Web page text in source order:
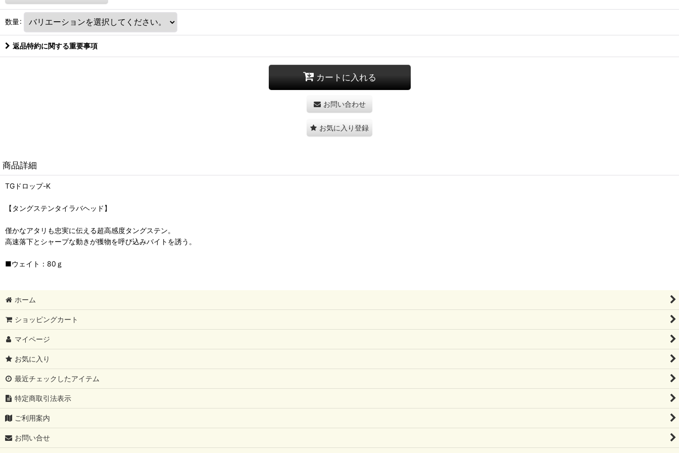
数量:
返品特約に関する重要事項
カートに入れる
お問い合わせ
お気に入り登録
商品詳細
TGドロップ-K
【タングステンタイラバヘッド】
僅かなアタリも忠実に伝える超高感度タングステン。
高速落下とシャープな動きが獲物を呼び込みバイトを誘う。
■ウェイト：80ｇ
ホーム
ショッピングカート
マイページ
お気に入り
最近チェックしたアイテム
特定商取引法表示
ご利用案内
お問い合せ